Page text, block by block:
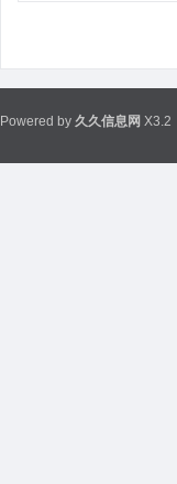
Powered by 久久信息网 X3.2